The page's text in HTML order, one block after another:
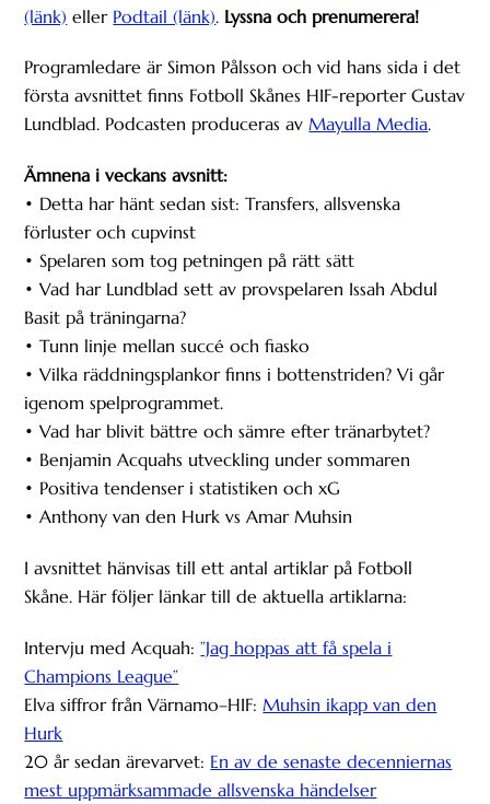
(länk) eller Podtail (länk). Lyssna och prenumerera!
Programledare är Simon Pålsson och vid hans sida i det
första avsnittet finns Fotboll Skånes HIF-reporter Gustav
Lundblad. Podcasten produceras avMayulla Media.
Ämnena i veckans avsnitt:
• Detta har hänt sedan sist: Transfers, allsvenska
förluster och cupvinst
• Spelaren som tog petningen på rätt sätt
• Vad har Lundblad sett av provspelaren Issah Abdul
Basit på träningarna?
• Tunn linje mellan succé och fiasko
• Vilka räddningsplankor finns i bottenstriden? Vi går
igenom spelprogrammet.
• Vad har blivit bättre och sämre efter tränarbytet?
• Benjamin Acquahs utveckling under sommaren
• Positiva tendenser i statistiken och xG
• Anthony van den Hurk vs Amar Muhsin
I avsnittet hänvisas till ett antal artiklar på Fotboll
Skåne. Här följer länkar till de aktuella artiklarna:
Intervju med Acquah:”Jag hoppas att få spela i
Champions League”
Elva siffror från Värnamo–HIF: Muhsin ikapp van den
Hurk
20 år sedan ärevarvet: En av de senaste decenniernas
mest uppmärksammade allsvenska händelser